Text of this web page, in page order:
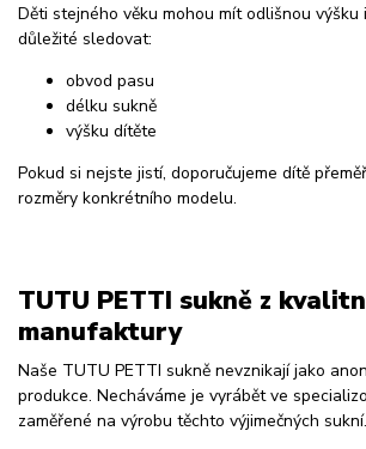
Děti stejného věku mohou mít odlišnou výšku
důležité sledovat:
obvod pasu
délku sukně
výšku dítěte
Pokud si nejste jistí, doporučujeme dítě
rozměry konkrétního modelu.
TUTU PETTI sukně z
manufaktury
Naše TUTU PETTI sukně nevznikají jako
produkce. Necháváme je vyrábět ve
zaměřené na výrobu těchto výjimečných sukní.